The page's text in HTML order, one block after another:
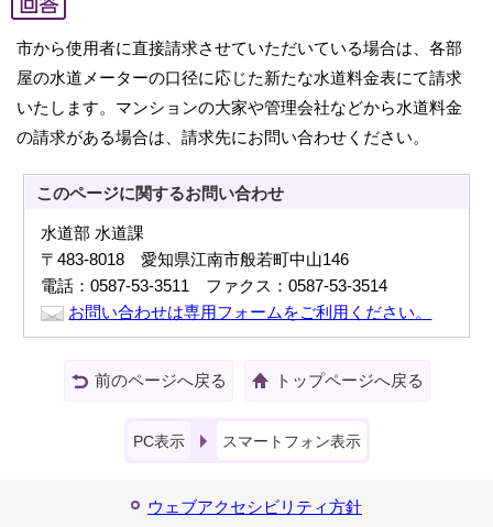
市から使用者に直接請求させていただいている場合は、各部
屋の水道メーターの口径に応じた新たな水道料金表にて請求
いたします。マンションの大家や管理会社などから水道料金
の請求がある場合は、請求先にお問い合わせください。
このページに関するお問い合わせ
水道部 水道課
〒483-8018 愛知県江南市般若町中山146
電話：0587-53-3511 ファクス：0587-53-3514
お問い合わせは専用フォームをご利用ください。
前のページへ戻る トップページへ戻る
PC表示 スマートフォン表示
ウェブアクセシビリティ方針